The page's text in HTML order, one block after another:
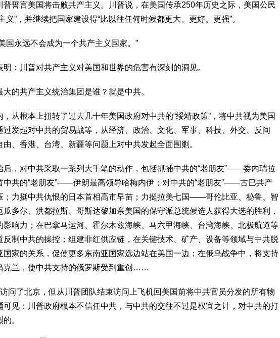
普誓言美国将击败共产主义。川普说，在美国传承250年历史之际，美国公民
义”，并继续把国家建设得“比以往任何时候都更大、更好、更强”。
国永远不会成为一个共产主义国家。”
明：川普对共产主义对美国和世界的危害有深刻的洞见。
的共产主义统治集团是谁？就是中共。
，从根本上扭转了过去几十年美国政府对中共的“绥靖政策”，将中共视为美国
过发起对中共的贸易战等，从经济、政治、文化、军事、科技、外交、反间
、香港、台湾、新疆等问题上对中共发起全面围剿。
后，对中共采取一系列大手笔的动作，包括抓捕中共的“老朋友”——委内瑞拉
中共的“老朋友”——伊朗最高领导哈梅内伊；对中共的“老朋友”——古巴共产
；力挺中共仇恨的日本首相高市早苗；力挺拉美七国——哥伦比亚、秘鲁、智
瓜多尔、洪都拉斯、哥斯达黎加亲美国的保守派总统候选人获得大选的胜利，
影响力；在巴拿马运河、霍尔木兹海峡、马六甲海峡、台湾海峡、北极航道等
反制中共的操控；组建非红供应链，在关键技术、矿产、设备等领域与中共脱
国家的关系，促使更多东南亚国家选边站在美国一边；在俄乌战争中，将支持
克兰，使中共支持的俄罗斯受到重创……
问了北京，但从川普团队结束访问上飞机回美国前将中共官员分发的所有物
可见：川普政府根本不信任中共，与中共的交往不过是权宜之计，对中共的打
。